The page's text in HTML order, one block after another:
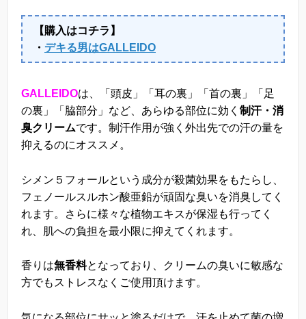
【購入はコチラ】
・ デキる男はGALLEIDO
GALLEIDOは、「頭皮」「耳の裏」「首の裏」「足
の裏」「脇部分」など、あらゆる部位に効く 制汗・消
臭クリームです。制汗作用が強く外出先での汗の量を
抑えるのにオススメ。
シメン５フォールという成分が殺菌効果をもたらし、
フェノールスルホン酸亜鉛が頑固な臭いを消臭してく
れます。さらに様々な植物エキスが保湿も行ってく
れ、肌への負担を最小限に抑えてくれます。
香りは無香料となっており、クリームの臭いに敏感な
方でもストレスなくご使用頂けます。